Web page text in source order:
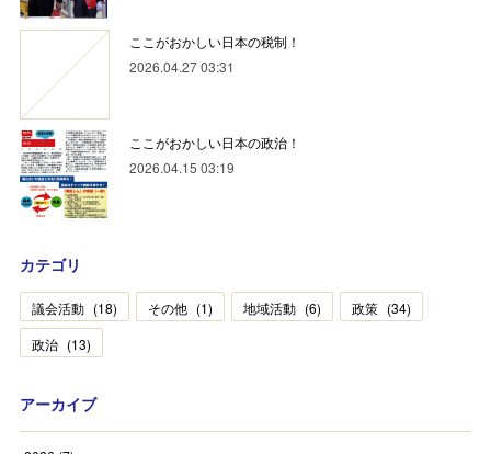
ここがおかしい日本の税制！
2026.04.27 03:31
ここがおかしい日本の政治！
2026.04.15 03:19
カテゴリ
議会活動 (18) その他 (1) 地域活動 (6) 政策 (34)
政治 (13)
アーカイブ